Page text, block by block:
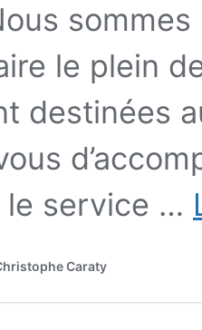
le plein
destinées
le service …
Caraty